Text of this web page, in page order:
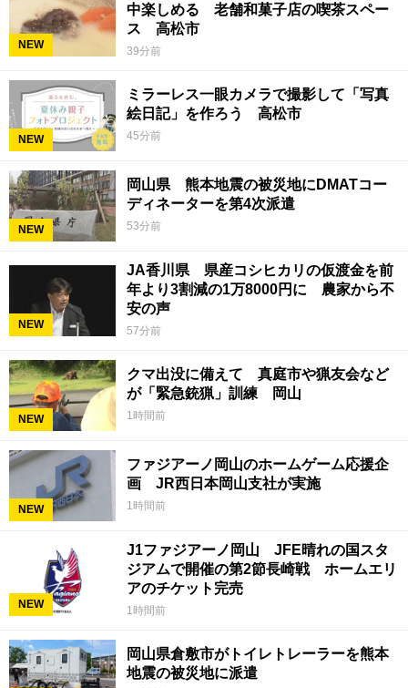
NEW
中楽しめる 老舗和菓子店の喫茶スペー
ス 高松市
39分前
NEW
ミラーレス一眼カメラで撮影して「写真
絵日記」を作ろう 高松市
45分前
NEW
岡山県 熊本地震の被災地にDMATコー
ディネーターを第4次派遣
53分前
NEW
JA香川県 県産コシヒカリの仮渡金を前
年より3割減の1万8000円に 農家から不
安の声
57分前
NEW
クマ出没に備えて 真庭市や猟友会など
が「緊急銃猟」訓練 岡山
1時間前
NEW
ファジアーノ岡山のホームゲーム応援企
画 JR西日本岡山支社が実施
1時間前
NEW
J1ファジアーノ岡山 JFE晴れの国スタ
ジアムで開催の第2節長崎戦 ホームエリ
アのチケット完売
1時間前
岡山県倉敷市がトイレトレーラーを熊本
地震の被災地に派遣